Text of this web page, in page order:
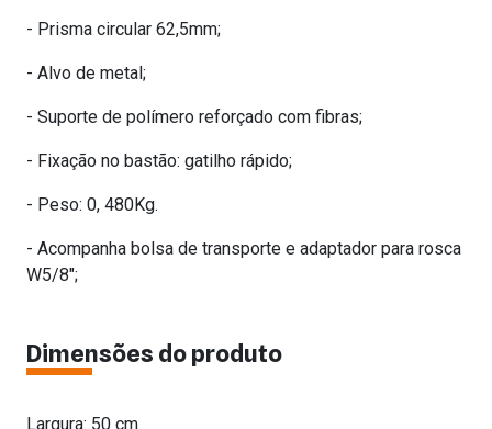
- Prisma circular 62,5mm;
- Alvo de metal;
- Suporte de polímero reforçado com fibras;
- Fixação no bastão: gatilho rápido;
- Peso: 0, 480Kg.
- Acompanha bolsa de transporte e adaptador para rosca
W5/8″;
Dimensões do produto
Largura: 50 cm